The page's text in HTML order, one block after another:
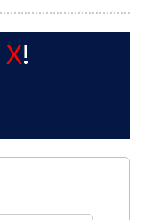
X!